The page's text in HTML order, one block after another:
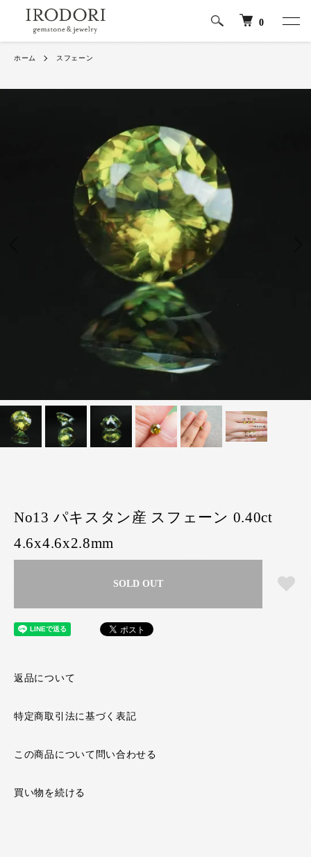
0
ホーム スフェーン
No13 パキスタン産 スフェーン 0.40ct
4.6x4.6x2.8mm
SOLD OUT
返品について
特定商取引法に基づく表記
この商品について問い合わせる
買い物を続ける